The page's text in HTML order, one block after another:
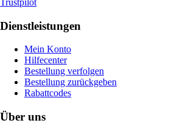
Trustpilot
Dienstleistungen
Mein Konto
Hilfecenter
Bestellung verfolgen
Bestellung zurückgeben
Rabattcodes
Über uns